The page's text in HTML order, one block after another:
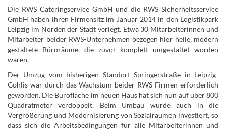
Die RWS Cateringservice GmbH und die RWS Sicherheitsservice
GmbH haben ihren Firmensitz im Januar 2014 in den Logistikpark
Leipzig im Norden der Stadt verlegt. Etwa 30 Mitarbeiterinnen und
Mitarbeiter beider RWS-Unternehmen bezogen hier helle, modern
gestaltete Büroräume, die zuvor komplett umgestaltet worden
waren.
Der Umzug vom bisherigen Standort Springerstraße in Leipzig-
Gohlis war durch das Wachstum beider RWS-Firmen erforderlich
geworden. Die Bürofläche im neuen Haus hat sich nun auf über 800
Quadratmeter verdoppelt. Beim Umbau wurde auch in die
Vergrößerung und Modernisierung von Sozialräumen investiert, so
dass sich die Arbeitsbedingungen für alle Mitarbeiterinnen und